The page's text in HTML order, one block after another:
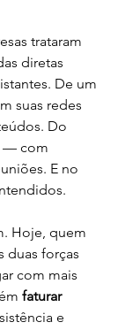
trataram
diretas
De um
suas redes
Do
— com
E no
Hoje, quem
duas forças
com mais
faturar
e